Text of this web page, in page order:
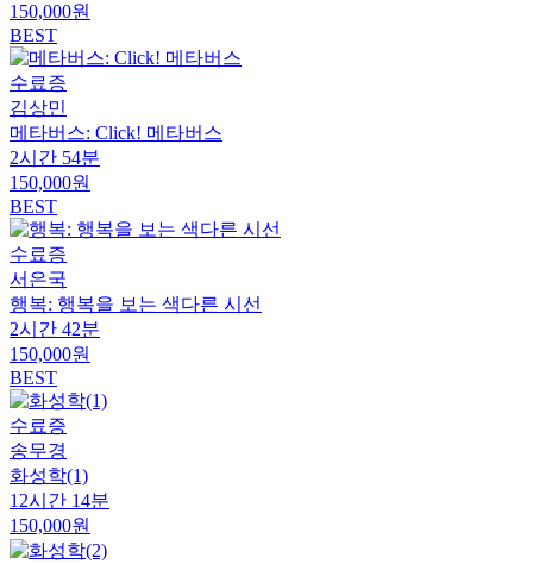
150,000원
BEST
수료증
김상민
메타버스: Click! 메타버스
2시간 54분
150,000원
BEST
수료증
서은국
행복: 행복을 보는 색다른 시선
2시간 42분
150,000원
BEST
수료증
송무경
화성학(1)
12시간 14분
150,000원